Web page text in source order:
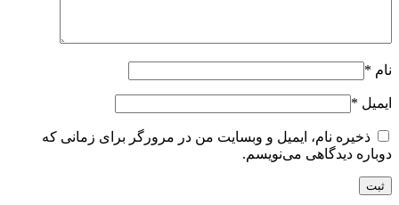
نام *
ایمیل *
ذخیره نام، ایمیل و وبسایت من در مرورگر برای زمانی که
دوباره دیدگاهی می‌نویسم.